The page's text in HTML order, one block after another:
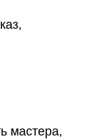
мастера,